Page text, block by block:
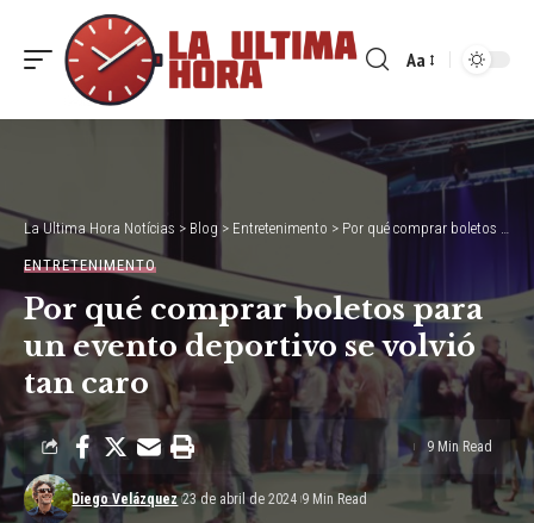
Font
Aa
La Ultima Hora Notícias > Blog > Entretenimento > Por qué comprar boletos para un evento deportivo se volvió tan caro
ENTRETENIMENTO
Por qué comprar boletos para
un evento deportivo se volvió
tan caro
Diego Velázquez 23 de abril de 2024 9 Min Read
9 Min Read